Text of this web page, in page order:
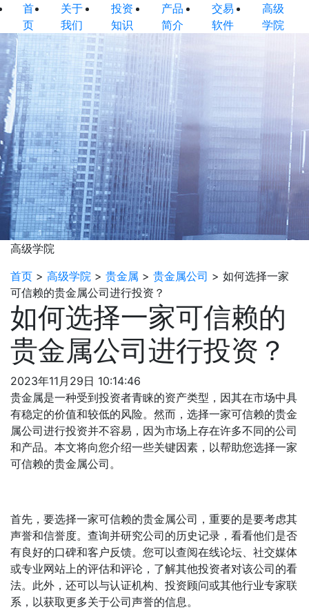
首
页
关于
我们
投资
知识
产品
简介
交易
软件
高级
学院
高级学院
首页 > 高级学院 > 贵金属 > 贵金属公司 > 如何选择一家
可信赖的贵金属公司进行投资？
如何选择一家可信赖的
贵金属公司进行投资？
2023年11月29日 10:14:46
贵金属是一种受到投资者青睐的资产类型，因其在市场中具
有稳定的价值和较低的风险。然而，选择一家可信赖的贵金
属公司进行投资并不容易，因为市场上存在许多不同的公司
和产品。本文将向您介绍一些关键因素，以帮助您选择一家
可信赖的贵金属公司。
首先，要选择一家可信赖的贵金属公司，重要的是要考虑其
声誉和信誉度。查询并研究公司的历史记录，看看他们是否
有良好的口碑和客户反馈。您可以查阅在线论坛、社交媒体
或专业网站上的评估和评论，了解其他投资者对该公司的看
法。此外，还可以与认证机构、投资顾问或其他行业专家联
系，以获取更多关于公司声誉的信息。